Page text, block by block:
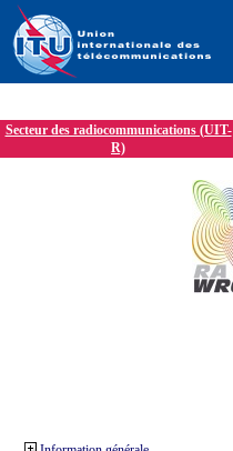
Secteur des radiocommunications (UIT-
R)